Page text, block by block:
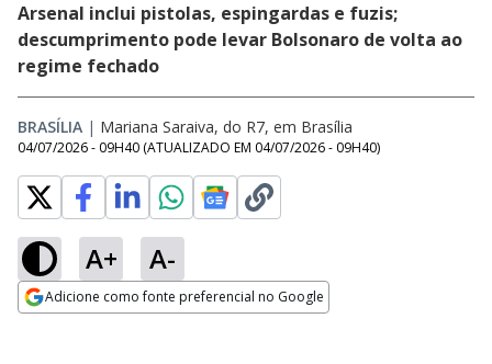
Arsenal inclui pistolas, espingardas e fuzis;
descumprimento pode levar Bolsonaro de volta ao
regime fechado
BRASÍLIA | Mariana Saraiva, do R7, em Brasília
04/07/2026 - 09H40 (ATUALIZADO EM 04/07/2026 - 09H40)
A+ A-
Adicione como fonte preferencial no Google